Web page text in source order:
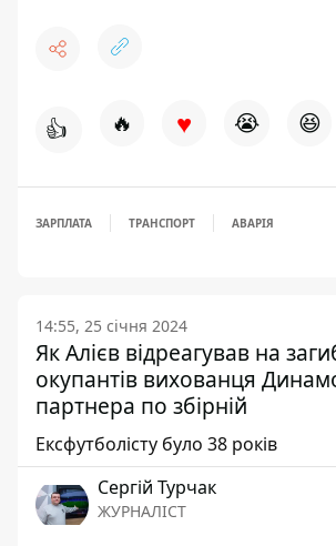
👍 🔥 ♥ 😭 😆
ЗАРПЛАТА ТРАНСПОРТ АВАРІЯ
14:55, 25 січня 2024
Як Алієв відреагував на
окупантів вихованця
партнера по збірній
Ексфутболісту було 38 років
Сергій Турчак
ЖУРНАЛІСТ